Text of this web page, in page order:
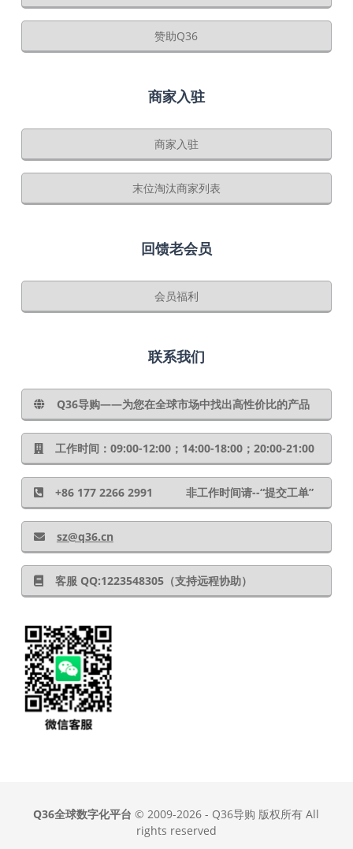
赞助Q36
商家入驻
商家入驻
末位淘汰商家列表
回馈老会员
会员福利
联系我们
Q36导购——为您在全球市场中找出高性价比的产品
工作时间：09:00-12:00；14:00-18:00；20:00-21:00
+86 177 2266 2991 非工作时间请--“提交工单”
sz@q36.cn
客服 QQ:1223548305（支持远程协助）
Q36全球数字化平台 © 2009-2026 - Q36导购 版权所有 All
rights reserved